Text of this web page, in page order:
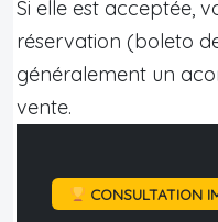
Si elle est acceptée,
réservation (boleto
généralement un
vente.
CONSULTATION